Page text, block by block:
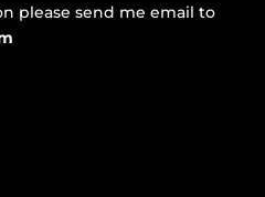
please send me email to